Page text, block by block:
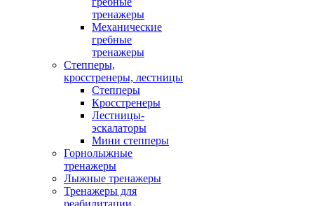
тренажеры
Механические
гребные
тренажеры
Степперы,
кросстренеры, лестницы
Степперы
Кросстренеры
Лестницы-
эскалаторы
Мини степперы
Горнолыжные
тренажеры
Лыжные тренажеры
Тренажеры для
реабилитации